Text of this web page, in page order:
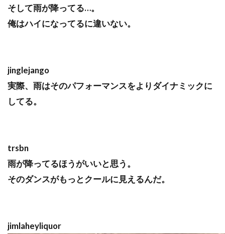
そして雨が降ってる…。
俺はハイになってるに違いない。
jinglejango
実際、雨はそのパフォーマンスをよりダイナミックに
してる。
trsbn
雨が降ってるほうがいいと思う。
そのダンスがもっとクールに見えるんだ。
jimlaheyliquor